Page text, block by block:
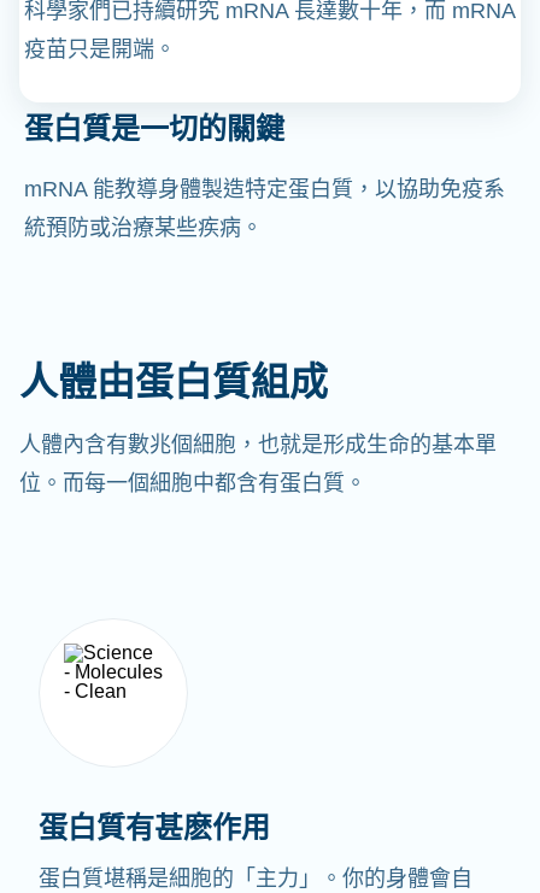
科學家們已持續研究 mRNA 長達數十年，而 mRNA
疫苗只是開端。
蛋白質是一切的關鍵
mRNA 能教導身體製造特定蛋白質，以協助免疫系
統預防或治療某些疾病。
人體由蛋白質組成
人體內含有數兆個細胞，也就是形成生命的基本單
位。而每一個細胞中都含有蛋白質。
蛋白質有甚麽作用
蛋白質堪稱是細胞的「主力」。你的身體會自